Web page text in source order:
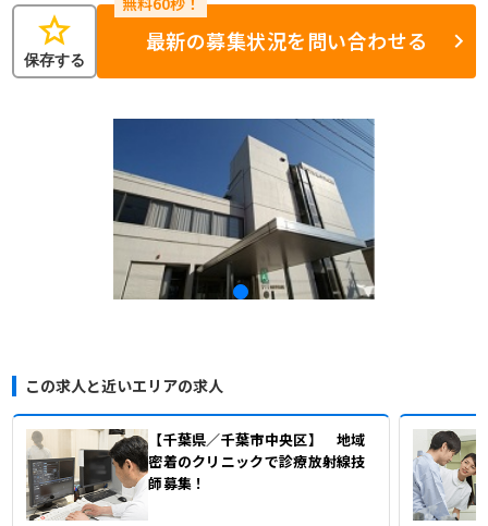
star
保存する
最新の募集状況を問い合わせる
この求人と近いエリアの求人
【千葉県／千葉市中央区】 地域
密着のクリニックで診療放射線技
師募集！